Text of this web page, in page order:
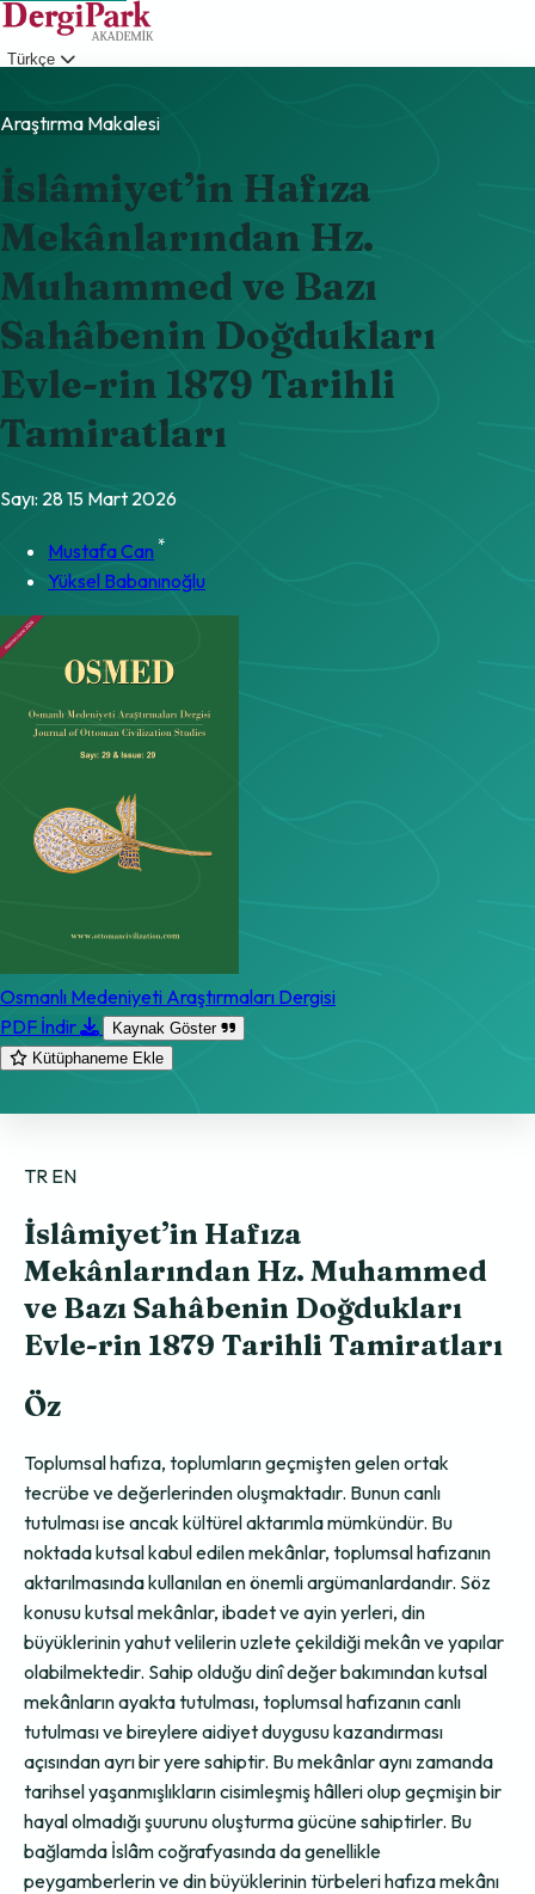
Türkçe
Araştırma Makalesi
İslâmiyet’in Hafıza
Mekânlarından Hz.
Muhammed ve Bazı
Sahâbenin Doğdukları
Evle-rin 1879 Tarihli
Tamiratları
Sayı: 2815 Mart 2026
Mustafa Can *
Yüksel Babanınoğlu
Osmanlı Medeniyeti Araştırmaları Dergisi
PDF İndir
Kaynak Göster
Kütüphaneme Ekle
TR EN
İslâmiyet’in Hafıza
Mekânlarından Hz. Muhammed
ve Bazı Sahâbenin Doğdukları
Evle-rin 1879 Tarihli Tamiratları
Öz
Toplumsal hafıza, toplumların geçmişten gelen ortak
tecrübe ve değerlerinden oluşmaktadır. Bunun canlı
tutulması ise ancak kültürel aktarımla mümkündür. Bu
noktada kutsal kabul edilen mekânlar, toplumsal hafızanın
aktarılmasında kullanılan en önemli argümanlardandır. Söz
konusu kutsal mekânlar, ibadet ve ayin yerleri, din
büyüklerinin yahut velilerin uzlete çekildiği mekân ve yapılar
olabilmektedir. Sahip olduğu dinî değer bakımından kutsal
mekânların ayakta tutulması, toplumsal hafızanın canlı
tutulması ve bireylere aidiyet duygusu kazandırması
açısından ayrı bir yere sahiptir. Bu mekânlar aynı zamanda
tarihsel yaşanmışlıkların cisimleşmiş hâlleri olup geçmişin bir
hayal olmadığı şuurunu oluşturma gücüne sahiptirler. Bu
bağlamda İslâm coğrafyasında da genellikle
peygamberlerin ve din büyüklerinin türbeleri hafıza mekânı